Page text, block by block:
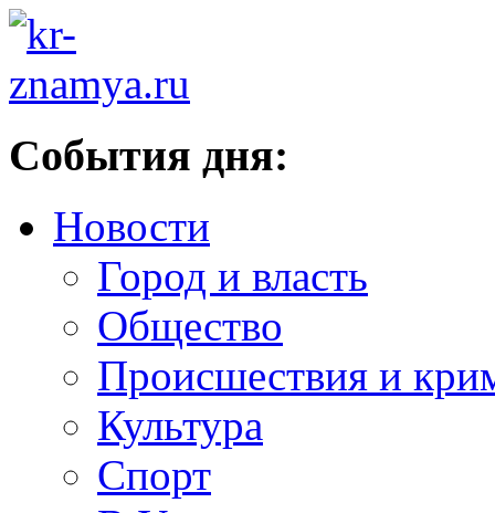
События дня:
Новости
Город и власть
Общество
Происшествия и
Культура
Спорт